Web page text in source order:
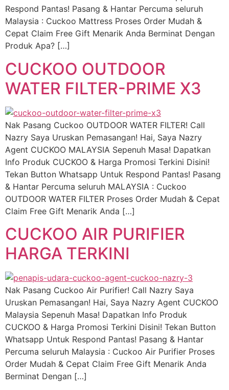
Respond Pantas! Pasang & Hantar Percuma seluruh
Malaysia : Cuckoo Mattress Proses Order Mudah &
Cepat Claim Free Gift Menarik Anda Berminat Dengan
Produk Apa? […]
CUCKOO OUTDOOR
WATER FILTER-PRIME X3
Nak Pasang Cuckoo OUTDOOR WATER FILTER! Call
Nazry Saya Uruskan Pemasangan! Hai, Saya Nazry
Agent CUCKOO MALAYSIA Sepenuh Masa! Dapatkan
Info Produk CUCKOO & Harga Promosi Terkini Disini!
Tekan Button Whatsapp Untuk Respond Pantas! Pasang
& Hantar Percuma seluruh MALAYSIA : Cuckoo
OUTDOOR WATER FILTER Proses Order Mudah & Cepat
Claim Free Gift Menarik Anda […]
CUCKOO AIR PURIFIER
HARGA TERKINI
Nak Pasang Cuckoo Air Purifier! Call Nazry Saya
Uruskan Pemasangan! Hai, Saya Nazry Agent CUCKOO
Malaysia Sepenuh Masa! Dapatkan Info Produk
CUCKOO & Harga Promosi Terkini Disini! Tekan Button
Whatsapp Untuk Respond Pantas! Pasang & Hantar
Percuma seluruh Malaysia : Cuckoo Air Purifier Proses
Order Mudah & Cepat Claim Free Gift Menarik Anda
Berminat Dengan […]